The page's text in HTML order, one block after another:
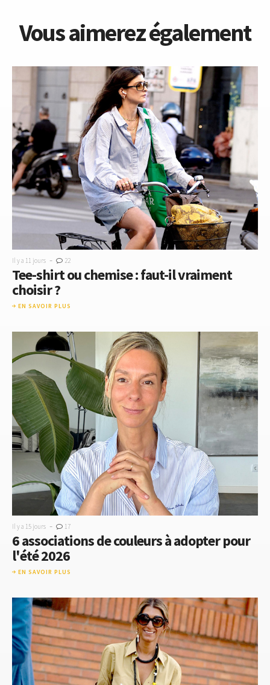
Vous aimerez également
Il y a 11 jours - 22
Tee-shirt ou chemise : faut-il vraiment
choisir ?
EN SAVOIR PLUS
Il y a 15 jours - 17
6 associations de couleurs à adopter pour
l'été 2026
EN SAVOIR PLUS